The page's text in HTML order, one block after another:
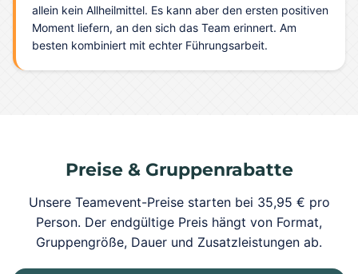
allein kein Allheilmittel. Es kann aber den ersten positiven
Moment liefern, an den sich das Team erinnert. Am
besten kombiniert mit echter Führungsarbeit.
Preise & Gruppenrabatte
Unsere Teamevent-Preise starten bei 35,95 € pro
Person. Der endgültige Preis hängt von Format,
Gruppengröße, Dauer und Zusatzleistungen ab.